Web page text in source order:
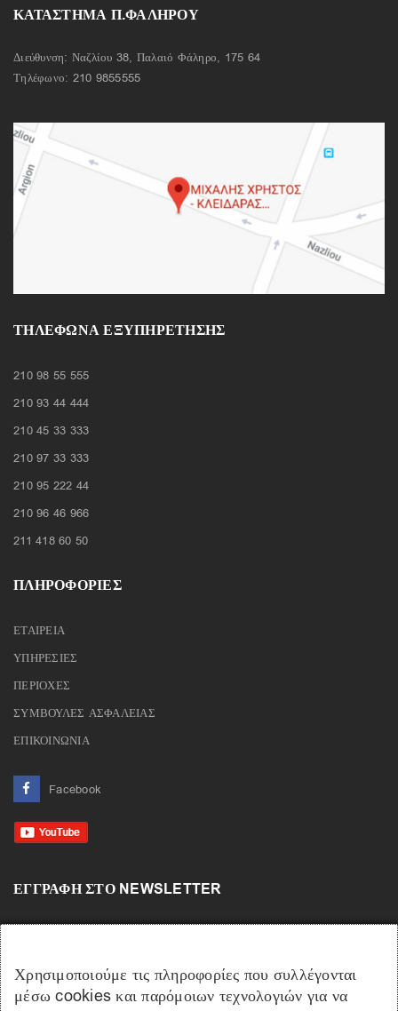
ΚΑΤΑΣΤΗΜΑ Π.ΦΑΛΗΡΟΥ
Διεύθυνση: Ναζλίου 38, Παλαιό Φάληρο, 175 64
Τηλέφωνο: 210 9855555
ΤΗΛΈΦΩΝΑ ΕΞΥΠΗΡΈΤΗΣΗΣ
210 98 55 555
210 93 44 444
210 45 33 333
210 97 33 333
210 95 222 44
210 96 46 966
211 418 60 50
ΠΛΗΡΟΦΟΡΙΕΣ
ΕΤΑΙΡΕΙΑ
ΥΠΗΡΕΣΙΕΣ
ΠΕΡΙΟΧΕΣ
ΣΥΜΒΟΥΛΕΣ ΑΣΦΑΛΕΙΑΣ
ΕΠΙΚΟΙΝΩΝΙΑ
Facebook
ΕΓΓΡΑΦΉ ΣΤΟ NEWSLETTER
Χρησιμοποιούμε τις πληροφορίες που συλλέγονται
μέσω cookies και παρόμοιων τεχνολογιών για να